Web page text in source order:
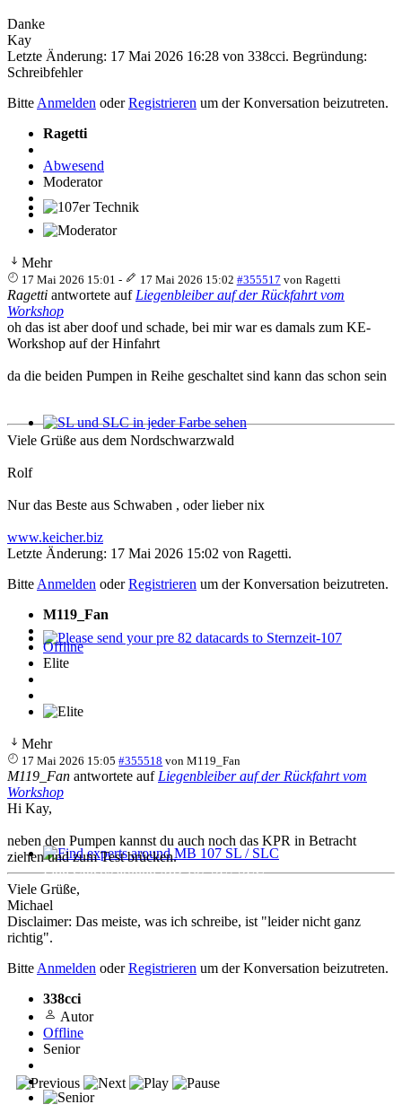
107er Technik
SL und SLC in jeder Farbe sehen
Please send your pre 82 datacards to Sternzeit-107
Find experts around MB 107 SL / SLC
Danke
Kay
Letzte Änderung: 17 Mai 2026 16:28 von 338cci. Begründung:
Schreibfehler
Bitte Anmelden oderRegistrieren um der Konversation beizutreten.
Ragetti
Abwesend
Moderator
Mehr
17 Mai 2026 15:01 - 17 Mai 2026 15:02 #355517 von Ragetti
Ragetti antwortete auf Liegenbleiber auf der Rückfahrt vom
Workshop
oh das ist aber doof und schade, bei mir war es damals zum KE-
Workshop auf der Hinfahrt
da die beiden Pumpen in Reihe geschaltet sind kann das schon sein
Viele Grüße aus dem Nordschwarzwald
Rolf
Nur das Beste aus Schwaben , oder lieber nix
www.keicher.biz
Letzte Änderung: 17 Mai 2026 15:02 von Ragetti.
Bitte Anmelden oderRegistrieren um der Konversation beizutreten.
M119_Fan
Offline
Elite
Mehr
17 Mai 2026 15:05 #355518 vonM119_Fan
M119_Fan antwortete auf Liegenbleiber auf der Rückfahrt vom
Workshop
Hi Kay,
neben den Pumpen kannst du auch noch das KPR in Betracht
ziehen und zum Test brücken.
Viele Grüße,
Michael
Disclaimer: Das meiste, was ich schreibe, ist "leider nicht ganz
richtig".
Bitte Anmelden oderRegistrieren um der Konversation beizutreten.
338cci
Autor
Offline
Senior